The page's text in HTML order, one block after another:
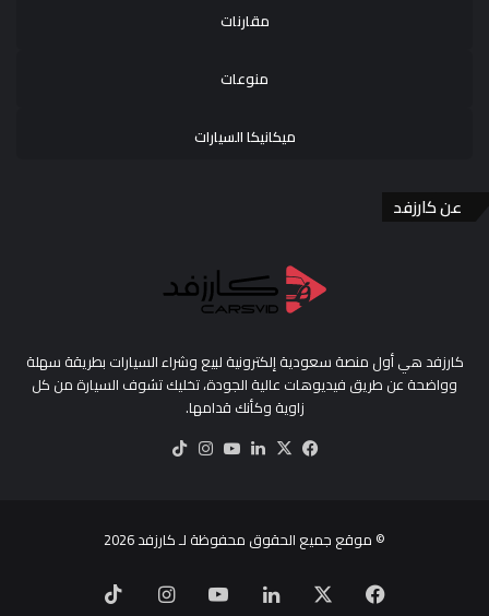
مقارنات
منوعات
ميكانيكا السيارات
عن كارزفد
كارزفد هي أول منصة سعودية إلكترونية لبيع وشراء السيارات بطريقة سهلة
وواضحة عن طريق فيديوهات عالية الجودة، تخليك تشوف السيارة من كل
زاوية وكأنك قدامها.
فيسبوك
‫X لينكدإن‫YouTubeانستقرام
© موقع جميع الحقوق محفوظة لـكارزفد
فيسبوك لينكدإن ‫YouTube انستقرام